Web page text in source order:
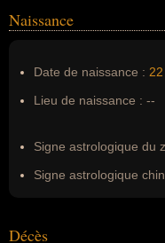
Nom de famille :Dereal
Naissance
Date de naissance :
Lieu de naissance : --
Signe astrologique du
Signe astrologique
Décès